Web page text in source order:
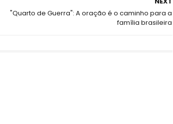
"Quarto de Guerra": A oração é o caminho para a
família brasileira